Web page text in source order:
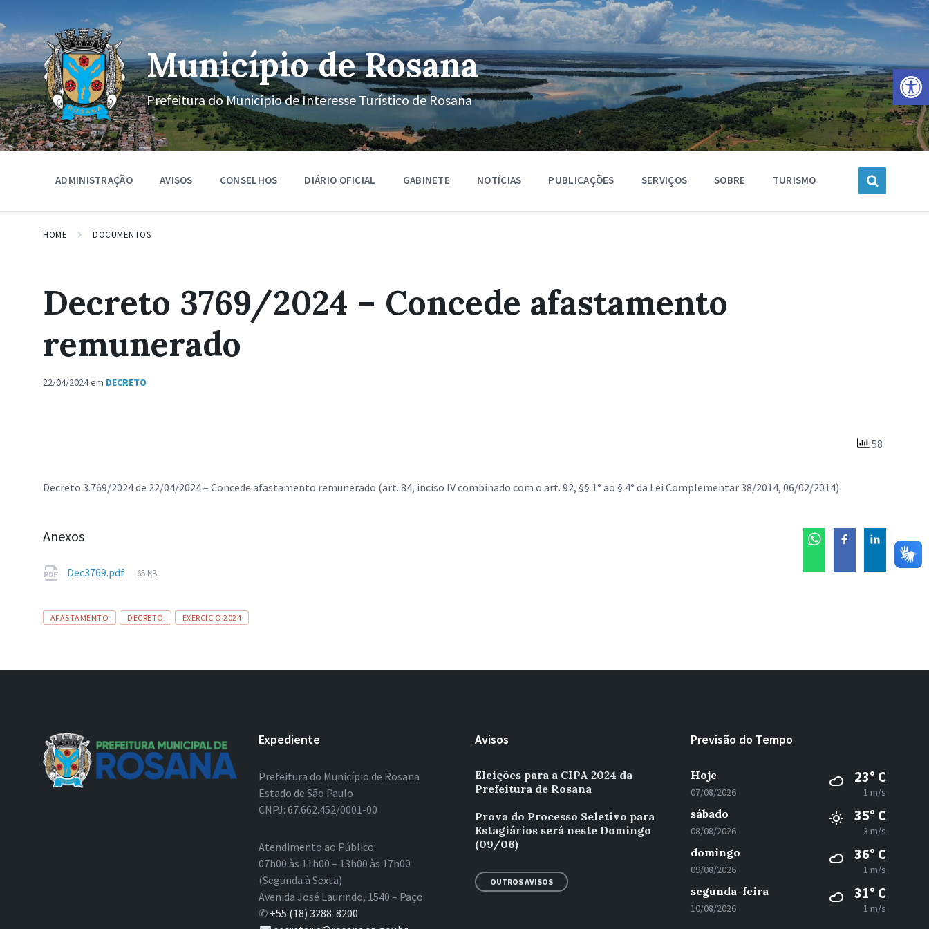
Barra de Ferramentas Aberta
o
conteúdo
a
navegação
principal
o
rodapé
Município de Rosana
Prefeitura do Município de Interesse Turístico de Rosana
ADMINISTRAÇÃO AVISOS CONSELHOS DIÁRIO OFICIAL GABINETE NOTÍCIAS PUBLICAÇÕES SERVIÇOS SOBRE TURISMO
HOME DOCUMENTOS
Decreto 3769/2024 – Concede afastamento
remunerado
22/04/2024em DECRETO
58
Decreto 3.769/2024 de 22/04/2024 – Concede afastamento remunerado (art. 84, inciso IV combinado com o art. 92, §§ 1° ao § 4° da Lei Complementar 38/2014, 06/02/2014)
Anexos
Dec3769.pdf
Tamanho
65 KB
Tags
AFASTAMENTO DECRETO EXERCÍCIO 2024
Expediente
Prefeitura do Município de Rosana
Estado de São Paulo
CNPJ: 67.662.452/0001-00
Atendimento ao Público:
07h00 às 11h00 – 13h00 às 17h00
(Segunda à Sexta)
Avenida José Laurindo, 1540 – Paço
✆ +55 (18) 3288-8200
Avisos
Eleições para a CIPA 2024 da
Prefeitura de Rosana
Prova do Processo Seletivo para
Estagiários será neste Domingo
(09/06)
OUTROS AVISOS
Previsão do Tempo
Hoje
07/08/2026
23° C
1 m/s
sábado
08/08/2026
35° C
3 m/s
domingo
09/08/2026
36° C
1 m/s
segunda-feira
10/08/2026
31° C
1 m/s